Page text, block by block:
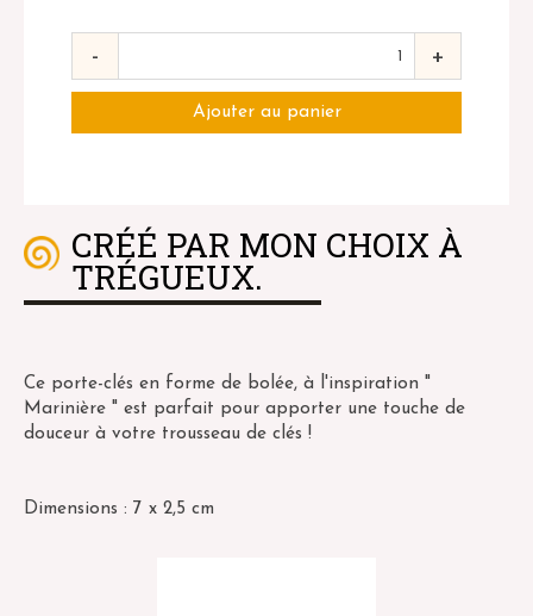
- +
CRÉÉ PAR MON CHOIX À
TRÉGUEUX.
Ce porte-clés en forme de bolée, à l'inspiration "
Marinière " est parfait pour apporter une touche de
douceur à votre trousseau de clés !
Dimensions : 7 x 2,5 cm